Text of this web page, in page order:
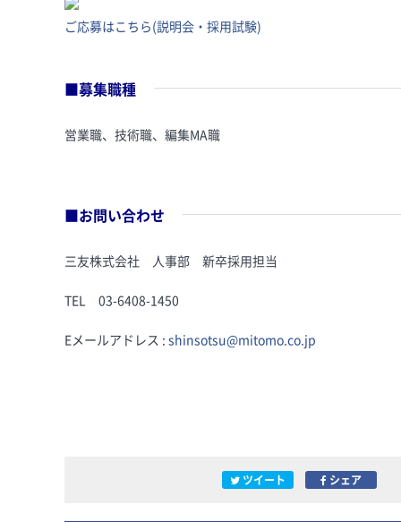
ご応募はこちら(説明会・採用試験)
■募集職種
営業職、技術職、編集MA職
■お問い合わせ
三友株式会社 人事部 新卒採用担当
TEL 03-6408-1450
Eメールアドレス : shinsotsu@mitomo.co.jp
ツイート シェア